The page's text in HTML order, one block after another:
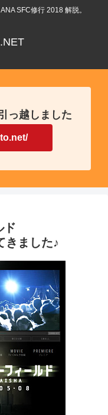
SFC修行 2018 解脱。
っ越しました
ド
きました♪